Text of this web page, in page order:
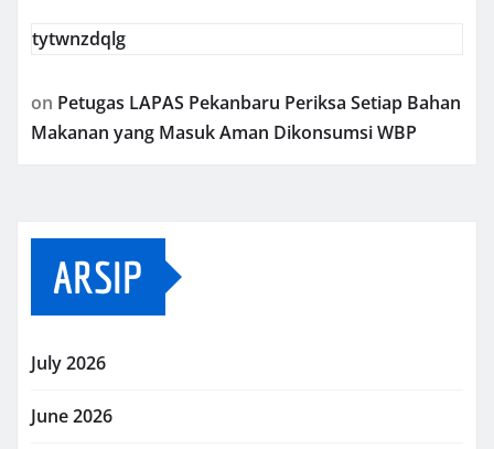
tytwnzdqlg
on Petugas LAPAS Pekanbaru Periksa Setiap Bahan
Makanan yang Masuk Aman Dikonsumsi WBP
ARSIP
July 2026
June 2026